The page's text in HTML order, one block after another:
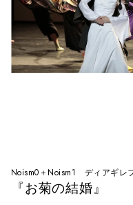
Noism0＋Noism1 ディアギレ
『お菊の結婚』